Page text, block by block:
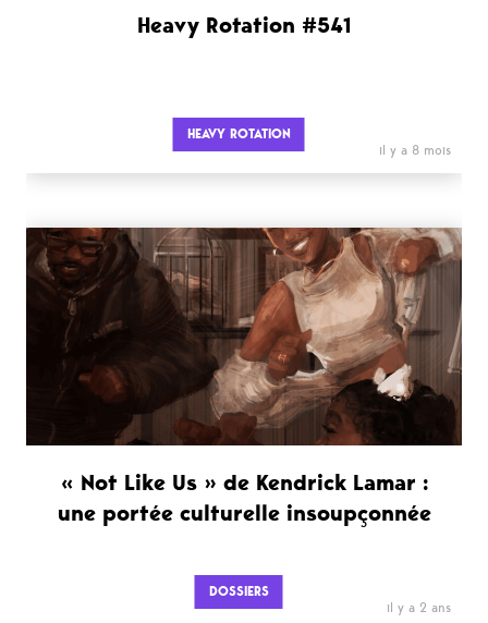
Heavy Rotation #541
HEAVY ROTATION
il y a 8 mois
« Not Like Us » de Kendrick Lamar :
une portée culturelle insoupçonnée
DOSSIERS
il y a 2 ans